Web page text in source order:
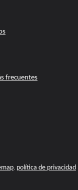
frecuentes
. política de privacidad